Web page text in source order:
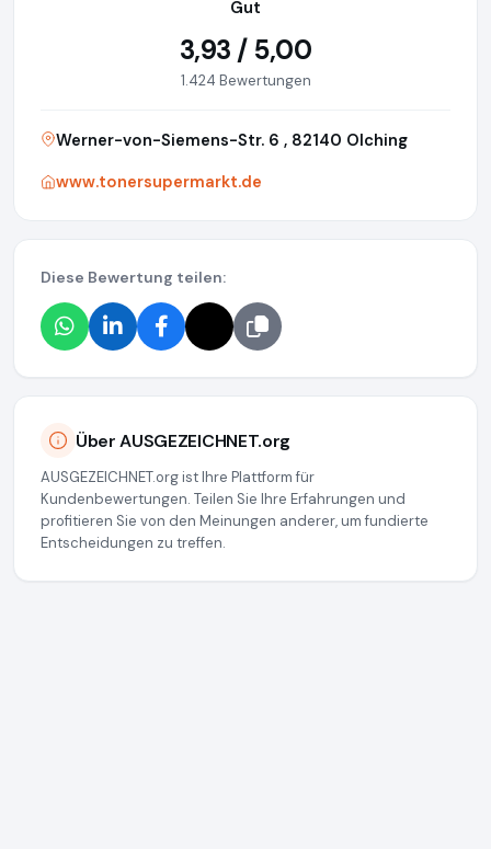
Gut
3,93 / 5,00
1.424 Bewertungen
Werner-von-Siemens-Str. 6 , 82140 Olching
www.tonersupermarkt.de
Diese Bewertung teilen:
Über AUSGEZEICHNET.org
AUSGEZEICHNET.org ist Ihre Plattform für
Kundenbewertungen. Teilen Sie Ihre Erfahrungen und
profitieren Sie von den Meinungen anderer, um fundierte
Entscheidungen zu treffen.